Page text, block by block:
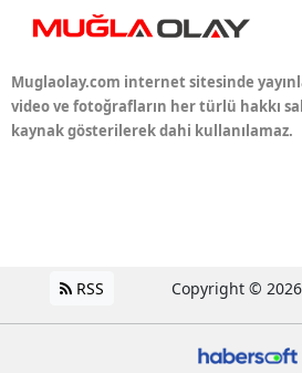
Muglaolay.com internet sitesinde
video ve fotoğrafların her türlü hakkı
kaynak gösterilerek dahi kullanılamaz.
RSS Copyright © 2026